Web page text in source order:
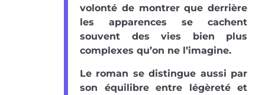
volonté de montrer que derrière
les apparences se cachent
souvent des vies bien plus
complexes qu’on ne l’imagine.
Le roman se distingue aussi par
son équilibre entre légèreté et